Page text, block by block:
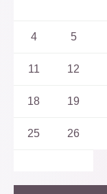
4 5
11 12
18 19
25 26